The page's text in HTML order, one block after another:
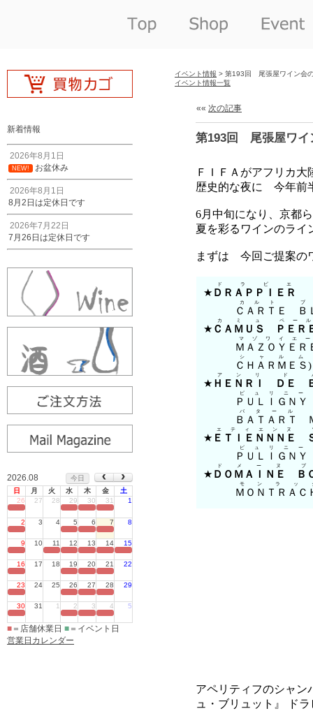
新着情報
2026年8月1日
NEW! お盆休み
2026年8月1日
8月2日は定休日です
2026年7月22日
7月26日は定休日です
2026.08
今日
日
月 火 水 木 金
土
26
27 28 29 30 31 1
2 3 4 5 6 7 8
9 10 11 12 13 14 15
16 17 18 19 20 21 22
23 24 25 26 27 28 29
30 31 1 2 3 4 5
■ ＝店舗休業日 ■ ＝イベント日
営業日カレンダー
イベント情報 > 第193回 尾張屋ワイン会
イベント情報一覧
«« 次の記事
第193回 尾張屋ワイ